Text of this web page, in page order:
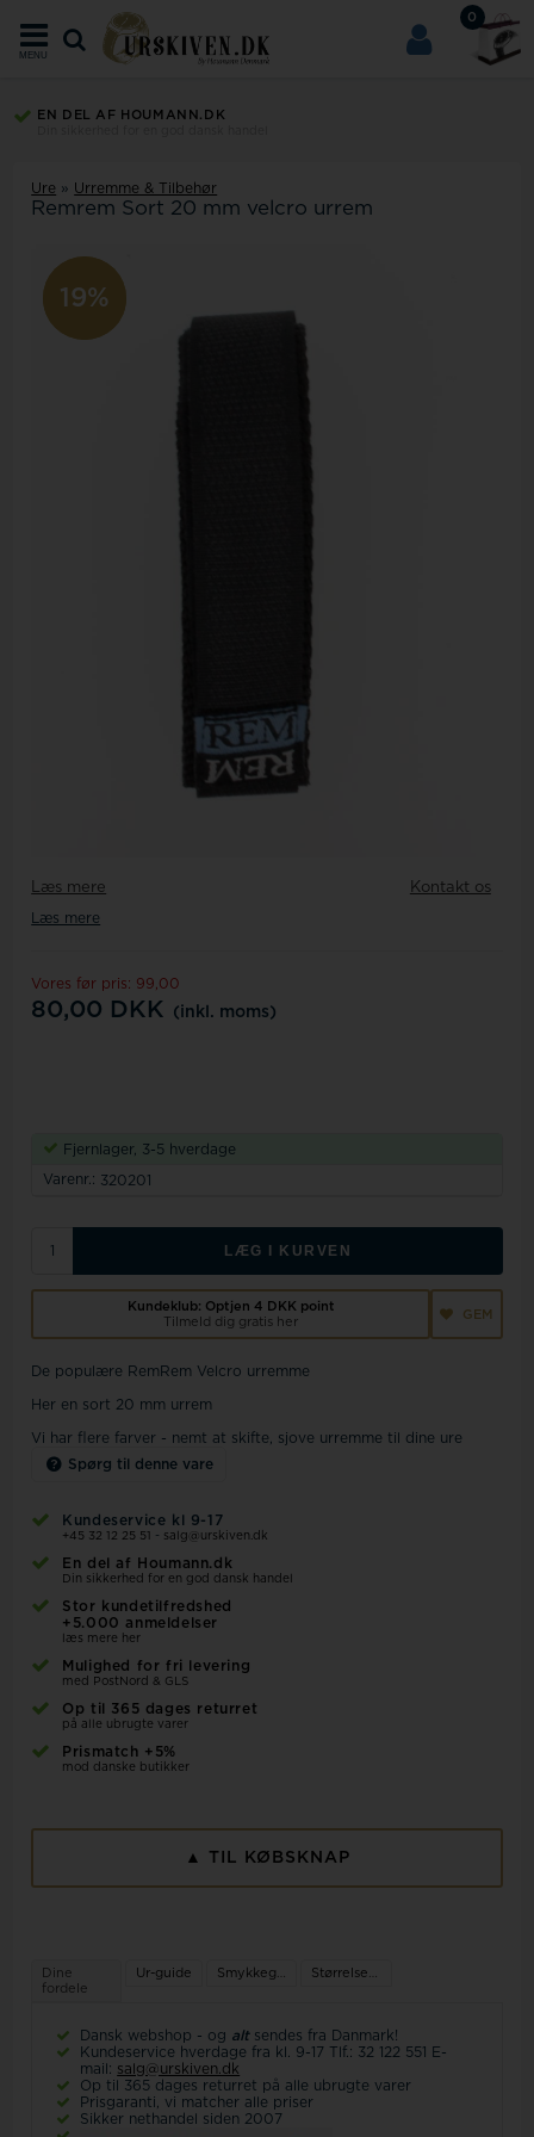
0
MENU
EN DEL AF HOUMANN.DK
Ure » Urremme & Tilbehør
Remrem Sort 20 mm velcro urrem
19%
19%
Læs mere Kontakt os
Læs mere
Vores før pris: 99,00
80,00 DKK (inkl. moms)
Fjernlager, 3-5 hverdage
Varenr.: 320201
LÆG I KURVEN
Kundeklub: Optjen 4 DKK point
Tilmeld dig gratis her
GEM
De populære RemRem Velcro urremme
Her en sort 20 mm urrem
Vi har flere farver - nemt at skifte, sjove urremme til dine ure
Spørg til denne vare
Kundeservice kl 9-17
+45 32 12 25 51 - salg@urskiven.dk
En del af Houmann.dk
Din sikkerhed for en god dansk handel
Stor kundetilfredshed
+5.000 anmeldelser
læs mere her
Mulighed for fri levering
med PostNord & GLS
Op til 365 dages returret
på alle ubrugte varer
Prismatch +5%
mod danske butikker
▲ TIL KØBSKNAP
Dine
fordele
Ur-guide
Dansk webshop - og alt sendes fra Danmark!
Kundeservice hverdage fra kl. 9-17 Tlf.: 32 122 551 E-
mail: salg@urskiven.dk
Op til 365 dages returret på alle ubrugte varer
Prisgaranti, vi matcher alle priser
Sikker nethandel siden 2007